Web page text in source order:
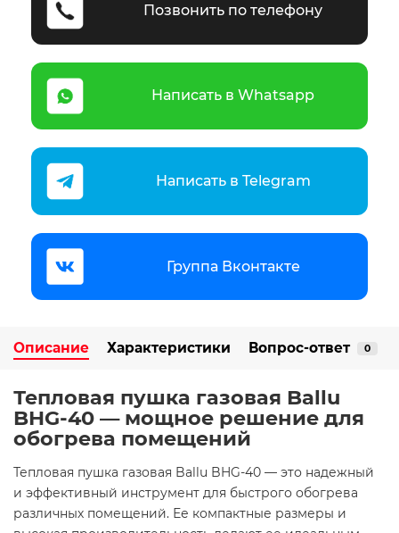
Позвонить по телефону
Написать в Whatsapp
Написать в Telegram
Группа Вконтакте
Описание Характеристики Вопрос-ответ 0
Тепловая пушка газовая Ballu
BHG-40 — мощное решение для
обогрева помещений​
Тепловая пушка газовая Ballu BHG-40 — это надежный
и эффективный инструмент для быстрого обогрева
различных помещений. Ее компактные размеры и